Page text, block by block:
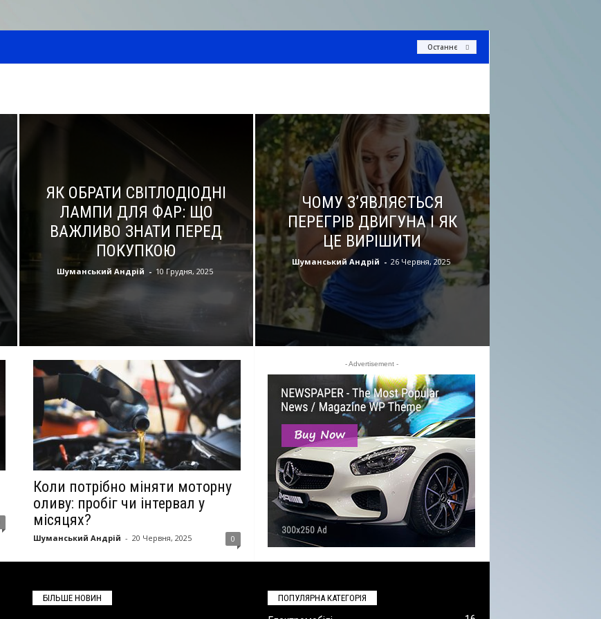
Останнє
ЯК ОБРАТИ СВІТЛОДІОДНІ
ЛАМПИ ДЛЯ ФАР: ЩО
ВАЖЛИВО ЗНАТИ ПЕРЕД
ПОКУПКОЮ
Шуманський Андрій - 10 Грудня, 2025
ЧОМУ З’ЯВЛЯЄТЬСЯ
ПЕРЕГРІВ ДВИГУНА І ЯК
ЦЕ ВИРІШИТИ
Шуманський Андрій - 26 Червня, 2025
Коли потрібно міняти моторну
оливу: пробіг чи інтервал у
місяцях?
Шуманський Андрій - 20 Червня, 2025 0
- Advertisement -
БІЛЬШЕ НОВИН ПОПУЛЯРНА КАТЕГОРІЯ